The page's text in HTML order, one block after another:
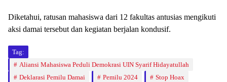
Diketahui, ratusan mahasiswa dari 12 fakultas antusias mengikuti
aksi damai tersebut dan kegiatan berjalan kondusif.
Tag:
Aliansi Mahasiswa Peduli Demokrasi UIN Syarif Hidayatullah
Deklarasi Pemilu Damai
Pemilu 2024
Stop Hoax